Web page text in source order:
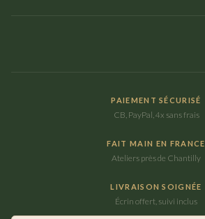
PAIEMENT SÉCURISÉ
CB, PayPal, 4x sans frais
FAIT MAIN EN FRANCE
Ateliers près de Chantilly
LIVRAISON SOIGNÉE
Écrin offert, suivi inclus